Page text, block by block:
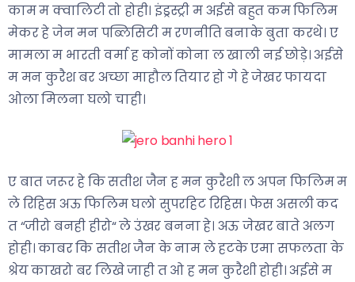
काम म क्वालिटी तो होही। इंड्रस्ट्री म अईसे बहुत कम फिलिम
मेकर हे जेन मन पब्लिसिटी म रणनीति बनाके बुता करथे। ए
मामला म भारती वर्मा ह कोनों कोना ल खाली नई छोड़े। अईसे
म मन कुरैश बर अच्छा माहौल तियार हो गे हे जेखर फायदा
ओला मिलना घलो चाही।
ए बात जरूर हे कि सतीश जैन ह मन कुरैशी ल अपन फिलिम म
ले रिहिस अऊ फिलिम घलो सुपरहिट रिहिस। फेस असली कद
त “जीरो बनही हीरो“ ले उंखर बनना हे। अऊ जेखर बाते अलग
होही। काबर कि सतीश जैन के नाम ले हटके एमा सफलता के
श्रेय काखरो बर लिखे जाही त ओ ह मन कुरैशी होही। अईसे म